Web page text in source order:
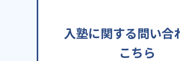
入塾に関する問い合
こちら